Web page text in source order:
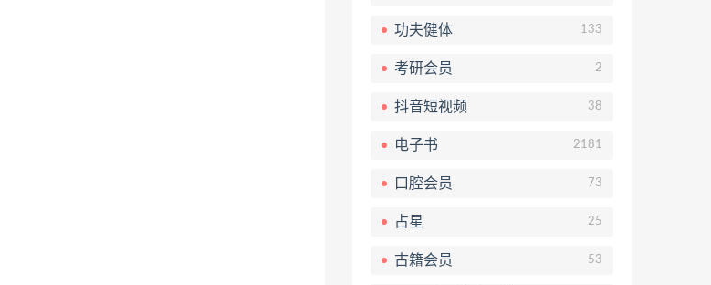
功夫健体 133
考研会员 2
抖音短视频 38
电子书 2181
口腔会员 73
占星 25
古籍会员 53